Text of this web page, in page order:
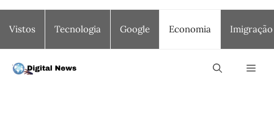
para
o
conteúdo
Vistos Tecnologia Google Economia Imigração